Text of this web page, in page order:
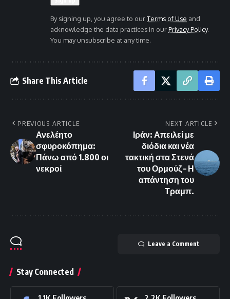
By signing up, you agree to ourTerms of Use and
acknowledge the data practices in ourPrivacy Policy.
You may unsubscribe at any time.
Share This Article
PREVIOUS ARTICLE
Ανελέητο
σφυροκόπημα:
Πάνω από 1.800 οι
νεκροί
NEXT ARTICLE
Ιράν: Απειλεί με
διόδια και νέα
τακτική στα Στενά
του Ορμούζ – Η
απάντηση του
Τραμπ.
Leave a Comment
Stay Connected